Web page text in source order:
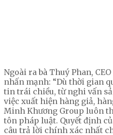
Ngoài ra bà Thuý Phan,
nhấn mạnh: “Dù thời gian
tin trái chiều, từ nghi vấn
việc xuất hiện hàng giả,
Minh Khương Group luôn
tôn pháp luật. Quyết định
câu trả lời chính xác nhất